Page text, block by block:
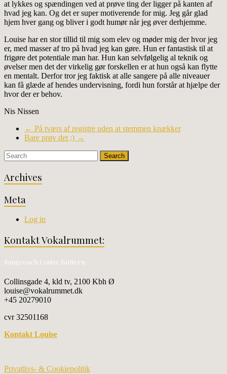
at lykkes og spændingen ved at prøve ting der ligger på kanten af
hvad jeg kan. Og det er super motiverende for mig. Jeg går glad
hjem hver gang og bliver i godt humør når jeg øver derhjemme.
Louise har en stor tillid til mig som elev og møder mig der hvor jeg
er, med masser af tro på hvad jeg kan gøre. Hun er fantastisk til at
frigøre det potentiale man har. Hun kan selvfølgelig al teknik og
øvelser men det der virkelig gør forskellen er at hun også kan flytte
en mentalt. Derfor tror jeg faktisk at alle sangere på alle niveauer
kan få glæde af hendes undervisning, fordi hun forstår at hjælpe der
hvor der er behov.
Nis Nissen
← På tværs af registre uden at stemmen knækker
Bare prøv det ;) →
Archives
Meta
Log in
Kontakt Vokalrummet:
Sangcoach Louise Bøttern
Collinsgade 4, kld tv, 2100 Kbh Ø
louise@vokalrummet.dk
+45 20279010
cvr 32501168
Kontakt Louise
Privatlivs- & Cookiepolitik